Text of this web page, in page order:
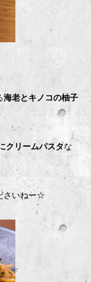
海老とキノコの柚子
クリームパスタな
さいねー☆